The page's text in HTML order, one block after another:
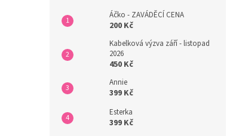
Áčko - ZAVÁDĚCÍ CENA
200 Kč
Kabelková výzva září - listopad
2026
450 Kč
Annie
399 Kč
Esterka
399 Kč